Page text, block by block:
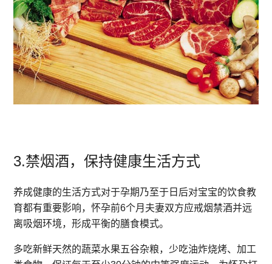
3.禁烟酒，保持健康生活方式
养成健康的生活方式对于孕期乃至于日后对宝宝的饮食教
育都有重要影响，怀孕前6个月夫妻双方应戒烟禁酒并远
离吸烟环境，形成平衡的膳食模式。
多吃新鲜天然的蔬菜水果五谷杂粮，少吃油炸烧烤、加工